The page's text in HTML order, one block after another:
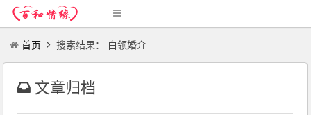
首页 搜索结果： 白领婚介
文章归档